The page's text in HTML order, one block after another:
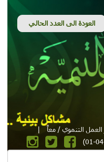
التنموي / معاً
|